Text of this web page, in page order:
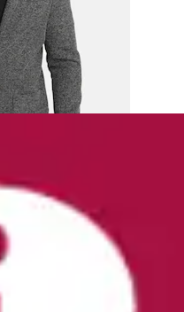
Modern Fit